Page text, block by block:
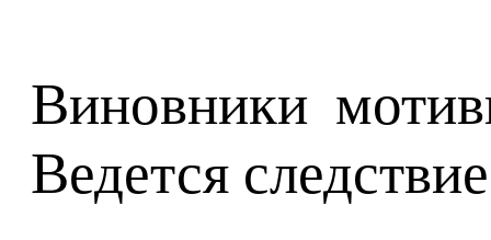
Виновники
Ведется следствие